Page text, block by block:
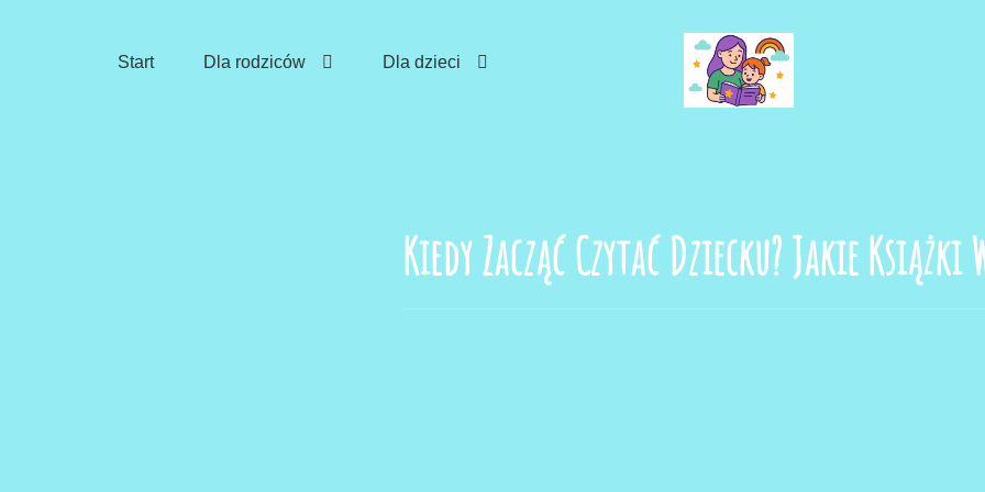
Start Dla rodziców Dla dzieci
Kiedy Zacząć Czytać Dziecku? Jakie Książki